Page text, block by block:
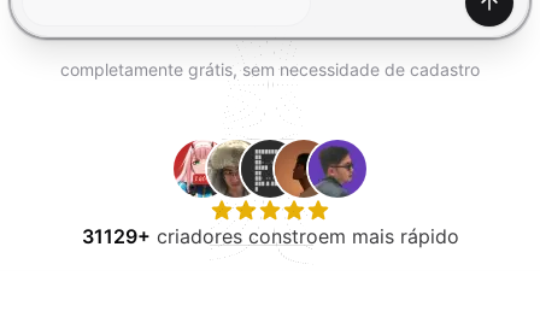
Gerar
completamente grátis, sem necessidade de cadastro
31129+ criadores constroem mais rápido